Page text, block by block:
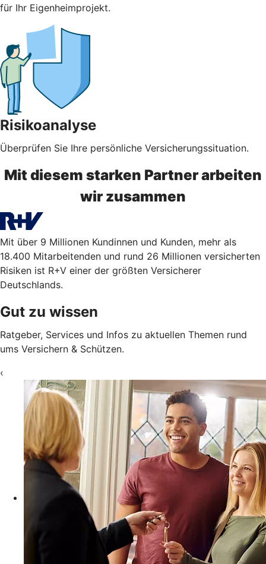
für Ihr Eigenheimprojekt.
Risikoanalyse
Überprüfen Sie Ihre persönliche Versicherungssituation.
Mit diesem starken Partner arbeiten
wir zusammen
Mit über 9 Millionen Kundinnen und Kunden, mehr als
18.400 Mitarbeitenden und rund 26 Millionen versicherten
Risiken ist R+V einer der größten Versicherer
Deutschlands.
Gut zu wissen
Ratgeber, Services und Infos zu aktuellen Themen rund
ums Versichern & Schützen.
‹